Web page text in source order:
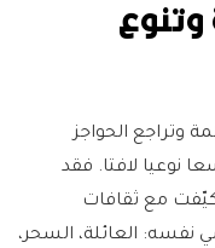
وتنوع
وتراجع الحواجز
نوعيا لافتا. فقد
مع ثقافات
نفسه: العائلة، السحر،